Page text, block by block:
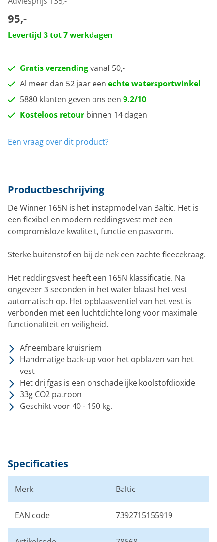
95,-
Levertijd 3 tot 7 werkdagen
Gratis verzendingvanaf 50,-
Al meer dan 52 jaar een echte watersportwinkel
5880 klanten geven ons een 9.2/10
Kosteloos retour binnen 14 dagen
Een vraag over dit product?
Productbeschrijving
De Winner 165N is het instapmodel van Baltic. Het is
een flexibel en modern reddingsvest met een
compromisloze kwaliteit, functie en pasvorm.
Sterke buitenstof en bij de nek een zachte fleecekraag.
Het reddingsvest heeft een 165N klassificatie. Na
ongeveer 3 seconden in het water blaast het vest
automatisch op. Het opblaasventiel van het vest is
verbonden met een luchtdichte long voor maximale
functionaliteit en veiligheid.
Afneembare kruisriem
Handmatige back-up voor het opblazen van het
vest
Het drijfgas is een onschadelijke koolstofdioxide
33g CO2 patroon
Geschikt voor 40 - 150 kg.
Specificaties
Merk Baltic
EAN code 7392715155919